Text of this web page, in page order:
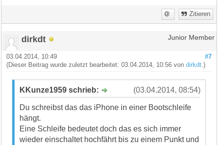
Zitieren
dirkdt Junior Member
#7
03.04.2014, 10:49
(Dieser Beitrag wurde zuletzt bearbeitet: 03.04.2014, 10:56 vondirkdt .)
(03.04.2014, 08:54)
KKunze1959 schrieb:
Du schreibst das das iPhone in einer Bootschleife
hängt.
Eine Schleife bedeutet doch das es sich immer
wieder einschaltet hochfährt bis zu einem Punkt und